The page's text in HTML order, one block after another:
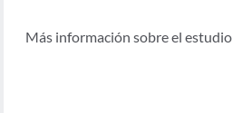
Más información sobre el estudio